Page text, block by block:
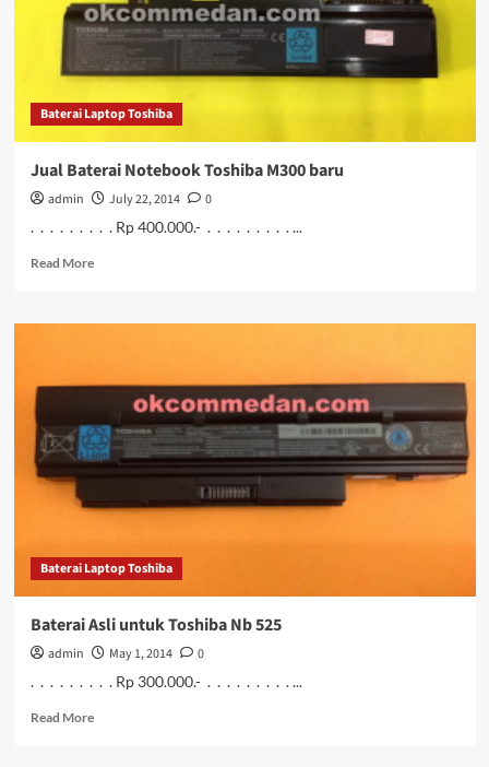
Baterai Laptop Toshiba
Jual Baterai Notebook Toshiba M300 baru
admin July 22, 2014
0
. . . . . . . . . Rp 400.000.- . . . . . . . . . ...
Read MoreRead
Jual
Toshiba
baru
Baterai Laptop Toshiba
Baterai Asli untuk Toshiba Nb 525
admin May 1, 2014
0
. . . . . . . . . Rp 300.000.- . . . . . . . . . ...
Read MoreRead